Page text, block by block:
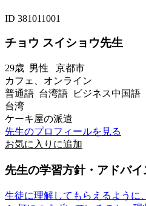
ID 381011001
チョウ スイショウ先生
29歳 男性 京都市
カフェ、オンライン
普通語 台湾語 ビジネス中国語
台湾
ケーキ屋の派遣
先生のプロフィールを見る
お気に入りに追加
先生の学習方針・アドバイ
生徒に理解してもらえるように、